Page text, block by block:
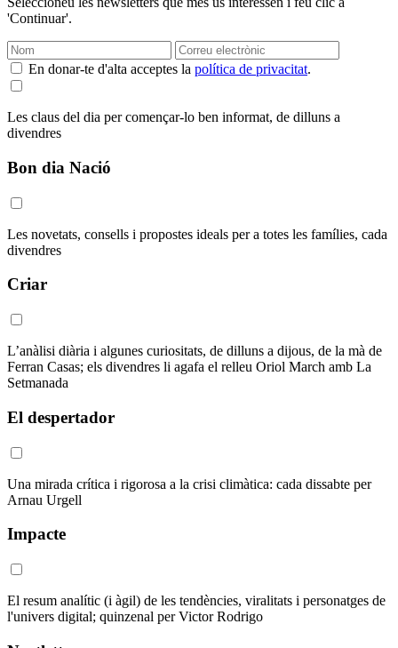
'Continuar'.
En donar-te d'alta acceptes la política de privacitat.
Les claus del dia per començar-lo ben informat, de dilluns a
divendres
Bon dia Nació
Les novetats, consells i propostes ideals per a totes les famílies, cada
divendres
Criar
L’anàlisi diària i algunes curiositats, de dilluns a dijous, de la mà de
Ferran Casas; els divendres li agafa el relleu Oriol March amb La
Setmanada
El despertador
Una mirada crítica i rigorosa a la crisi climàtica: cada dissabte per
Arnau Urgell
Impacte
El resum analític (i àgil) de les tendències, viralitats i personatges de
l'univers digital; quinzenal per Victor Rodrigo